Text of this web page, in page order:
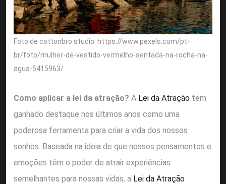
Foto de cottonbro studio: https://www.pexels.com/pt-
br/foto/mulher-de-vestido-vermelho-sentada-na-rocha-na-
agua-5415963/
Como aplicar a lei da atração? A Lei da Atração tem
ganhado destaque nos últimos anos como uma
poderosa ferramenta para criar a vida dos nossos
sonhos. Baseada na ideia de que nossos pensamentos e
emoções têm o poder de atrair experiências
semelhantes para nossas vidas, a Lei da Atração